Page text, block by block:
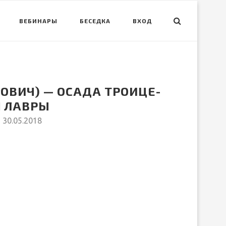
ВЕБИНАРЫ БЕСЕДКА ВХОД
— ОСАДА ТРОИЦЕ-
ЛАВРЫ
30.05.2018